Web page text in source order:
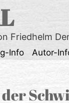
Friedhelm
Info Autor-